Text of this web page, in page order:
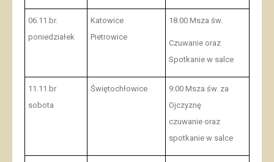
06.11.br.
poniedziałek
Katowice
Pietrowice
18.00 Msza św.
Czuwanie oraz
Spotkanie w salce
11.11.br
sobota
Świętochłowice
9:00 Msza św. za
Ojczyznę
czuwanie oraz
spotkanie w salce